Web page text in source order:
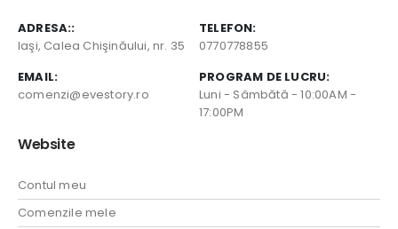
ADRESA::
Iaşi, Calea Chişinăului, nr. 35
TELEFON:
0770778855
EMAIL:
comenzi@evestory.ro
PROGRAM DE LUCRU:
Luni - Sâmbătă - 10:00AM -
17:00PM
Website
Contul meu
Comenzile mele